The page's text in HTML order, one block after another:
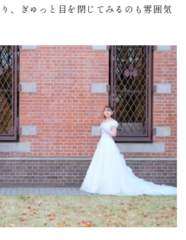
、ぎゅっと目を閉じてみるのも雰囲気